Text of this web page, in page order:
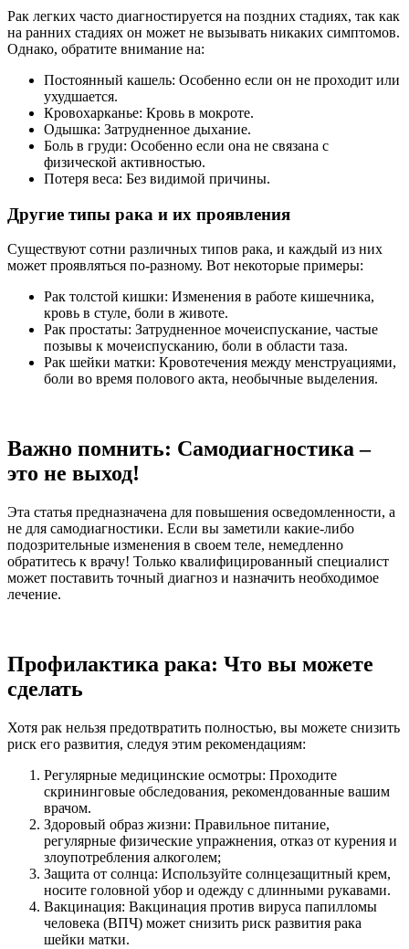
Рак легких часто диагностируется на поздних стадиях, так как
на ранних стадиях он может не вызывать никаких симптомов.
Однако, обратите внимание на:
Постоянный кашель: Особенно если он не проходит или
ухудшается.
Кровохарканье: Кровь в мокроте.
Одышка: Затрудненное дыхание.
Боль в груди: Особенно если она не связана с
физической активностью.
Потеря веса: Без видимой причины.
Другие типы рака и их проявления
Существуют сотни различных типов рака, и каждый из них
может проявляться по-разному. Вот некоторые примеры:
Рак толстой кишки: Изменения в работе кишечника,
кровь в стуле, боли в животе.
Рак простаты: Затрудненное мочеиспускание, частые
позывы к мочеиспусканию, боли в области таза.
Рак шейки матки: Кровотечения между менструациями,
боли во время полового акта, необычные выделения.
Важно помнить: Самодиагностика –
это не выход!
Эта статья предназначена для повышения осведомленности, а
не для самодиагностики. Если вы заметили какие-либо
подозрительные изменения в своем теле, немедленно
обратитесь к врачу! Только квалифицированный специалист
может поставить точный диагноз и назначить необходимое
лечение.
Профилактика рака: Что вы можете
сделать
Хотя рак нельзя предотвратить полностью, вы можете снизить
риск его развития, следуя этим рекомендациям:
Регулярные медицинские осмотры: Проходите
скрининговые обследования, рекомендованные вашим
врачом.
Здоровый образ жизни: Правильное питание,
регулярные физические упражнения, отказ от курения и
злоупотребления алкоголем;
Защита от солнца: Используйте солнцезащитный крем,
носите головной убор и одежду с длинными рукавами.
Вакцинация: Вакцинация против вируса папилломы
человека (ВПЧ) может снизить риск развития рака
шейки матки.